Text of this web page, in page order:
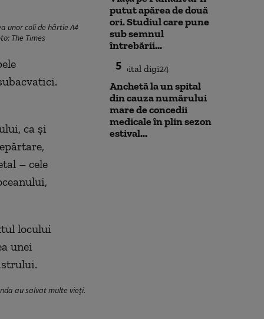
unor coli de hârtie A4
The Times
ca și
– cele
locului
unei
au salvat multe vieți.
putut apărea de două
ori. Studiul care pune
sub semnul
întrebării...
5
Anchetă la un spital
din cauza numărului
mare de concedii
medicale în plin sezon
estival...